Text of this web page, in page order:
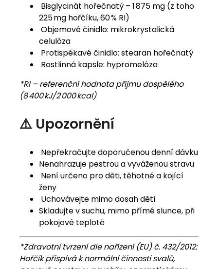
Bisglycinát hořečnatý – 1 875 mg (z toho
225 mg hořčíku, 60 % RI)
Objemové činidlo: mikrokrystalická
celulóza
Protispékavé činidlo: stearan hořečnatý
Rostlinná kapsle: hypromelóza
*RI – referenční hodnota příjmu dospělého
(8 400 kJ/2 000 kcal)
⚠️ Upozornění
Nepřekračujte doporučenou denní dávku
Nenahrazuje pestrou a vyváženou stravu
Není určeno pro děti, těhotné a kojící
ženy
Uchovávejte mimo dosah dětí
Skladujte v suchu, mimo přímé slunce, při
pokojové teplotě
*Zdravotní tvrzení dle nařízení (EU) č. 432/2012:
Hořčík přispívá k normální činnosti svalů,